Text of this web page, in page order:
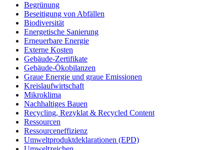
Begrünung
Beseitigung von Abfällen
Biodiversität
Energetische Sanierung
Erneuerbare Energie
Externe Kosten
Gebäude-Zertifikate
Gebäude-Ökobilanzen
Graue Energie und graue Emissionen
Kreislaufwirtschaft
Mikroklima
Nachhaltiges Bauen
Recycling, Rezyklat & Recycled Content
Ressourcen
Ressourceneffizienz
Umweltprodukt­deklarationen (EPD)